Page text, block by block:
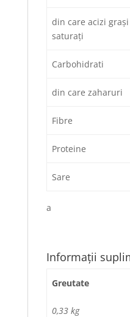
din care acizi grași
saturați
Carbohidrati
din care zaharuri
Fibre
Proteine
Sare
a
Informații
Greutate
0,33 kg